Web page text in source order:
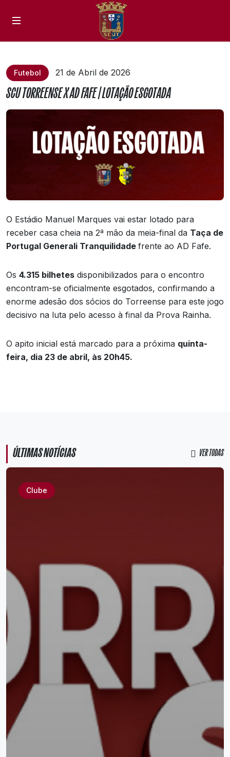
Futebol 21 de Abril de 2026
SCU TORREENSE X AD FAFE | LOTAÇÃO ESGOTADA
O Estádio Manuel Marques vai estar lotado para
receber casa cheia na 2ª mão da meia-final da Taça de
Portugal Generali Tranquilidade frente ao AD Fafe.
Os 4.315 bilhetes disponibilizados para o encontro
encontram-se oficialmente esgotados, confirmando a
enorme adesão dos sócios do Torreense para este jogo
decisivo na luta pelo acesso à final da Prova Rainha.
O apito inicial está marcado para a próxima quinta-
feira, dia 23 de abril, às 20h45.
ÚLTIMAS NOTÍCIAS VER TODAS
Clube